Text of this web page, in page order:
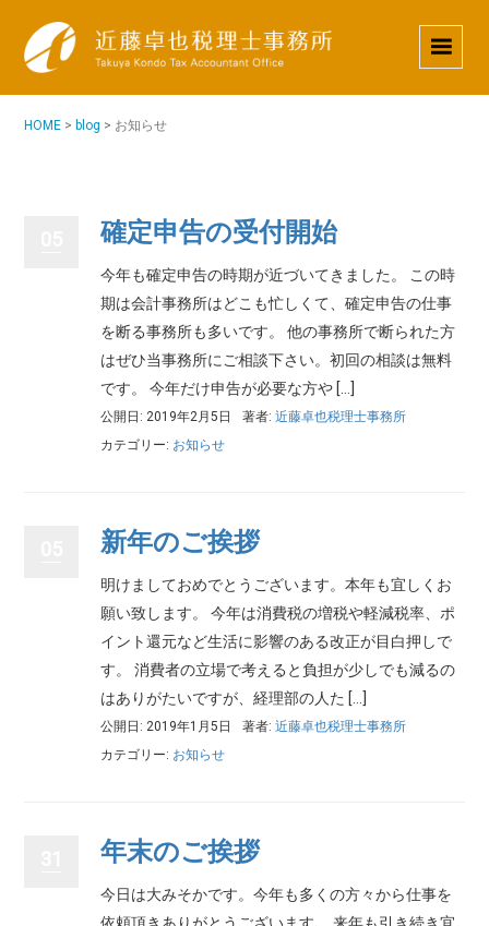
HOME > blog > お知らせ
確定申告の受付開始
今年も確定申告の時期が近づいてきました。 この時
期は会計事務所はどこも忙しくて、確定申告の仕事
を断る事務所も多いです。 他の事務所で断られた方
はぜひ当事務所にご相談下さい。初回の相談は無料
です。 今年だけ申告が必要な方や […]
公開日: 2019年2月5日 著者:近藤卓也税理士事務所
カテゴリー: お知らせ
新年のご挨拶
明けましておめでとうございます。本年も宜しくお
願い致します。 今年は消費税の増税や軽減税率、ポ
イント還元など生活に影響のある改正が目白押しで
す。 消費者の立場で考えると負担が少しでも減るの
はありがたいですが、経理部の人た […]
公開日: 2019年1月5日 著者:近藤卓也税理士事務所
カテゴリー: お知らせ
年末のご挨拶
今日は大みそかです。今年も多くの方々から仕事を